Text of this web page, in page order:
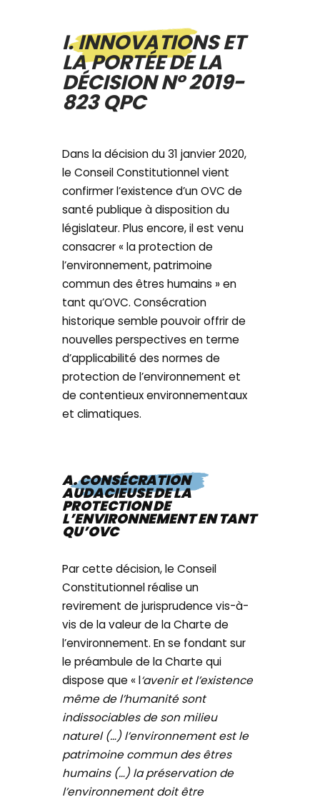
I. INNOVATIONS ET
LA PORTÉE DE LA
DÉCISION N° 2019-
823 QPC
Dans la décision du 31 janvier 2020,
le Conseil Constitutionnel vient
confirmer l’existence d’un OVC de
santé publique à disposition du
législateur. Plus encore, il est venu
consacrer « la protection de
l’environnement, patrimoine
commun des êtres humains » en
tant qu’OVC. Consécration
historique semble pouvoir offrir de
nouvelles perspectives en terme
d’applicabilité des normes de
protection de l’environnement et
de contentieux environnementaux
et climatiques.
A. CONSÉCRATION
AUDACIEUSE DE LA
PROTECTION DE
L’ENVIRONNEMENT EN TANT
QU’OVC
Par cette décision, le Conseil
Constitutionnel réalise un
revirement de jurisprudence vis-à-
vis de la valeur de la Charte de
l’environnement. En se fondant sur
le préambule de la Charte qui
dispose que « l‘avenir et l’existence
même de l’humanité sont
indissociables de son milieu
naturel (…) l’environnement est le
patrimoine commun des êtres
humains (…) la préservation de
l’environnement doit être